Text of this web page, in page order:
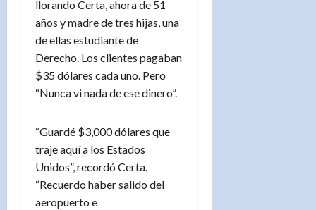
llorando Certa, ahora de 51
años y madre de tres hijas, una
de ellas estudiante de
Derecho. Los clientes pagaban
$35 dólares cada uno. Pero
“Nunca vi nada de ese dinero”.
“Guardé $3,000 dólares que
traje aquí a los Estados
Unidos”, recordó Certa.
“Recuerdo haber salido del
aeropuerto e